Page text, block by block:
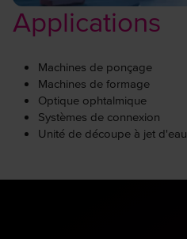
Applications
Machines de ponçage
Machines de formage
Optique ophtalmique
Systèmes de connexion
Unité de découpe à jet d'eau